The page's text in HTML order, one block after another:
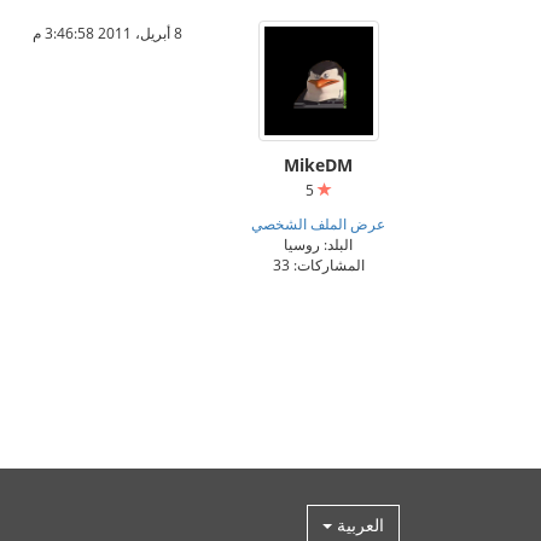
MikeDM
5
عرض الملف الشخصي
البلد: روسيا
المشاركات: 33
8 أبريل، 2011 3:46:58 م
العربية